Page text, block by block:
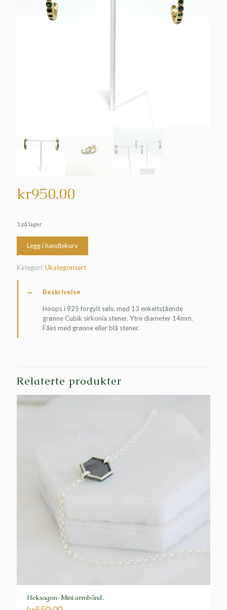
kr950.00
1 på lager
Legg i handlekurv
Kategori:Ukategorisert
Beskrivelse
Hoops i 925 forgylt sølv, med 13 enkeltstående
grønne Cubik sirkonia stener. Ytre diameter 14mm.
Fåes med grønne eller blå stener.
Relaterte produkter
Heksagon-Mini armbånd.